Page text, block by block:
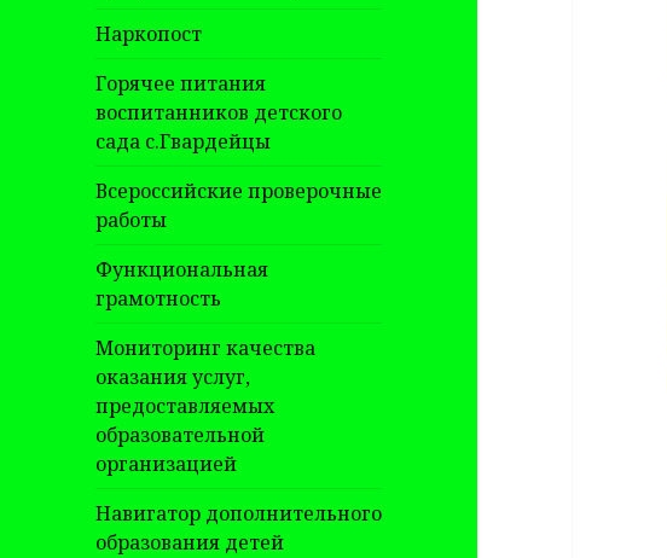
Наркопост
Горячее питания
воспитанников детского
сада с.Гвардейцы
Всероссийские проверочные
работы
Функциональная
грамотность
Мониторинг качества
оказания услуг,
предоставляемых
образовательной
организацией
Навигатор дополнительного
образования детей